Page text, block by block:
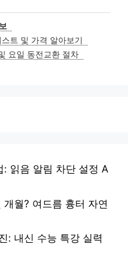
트 및 가격 알아보기
요일 동전교환 절차
: 읽음 알림 차단 설정 A
월? 여드름 흉터 자연
: 내신 수능 특강 실력